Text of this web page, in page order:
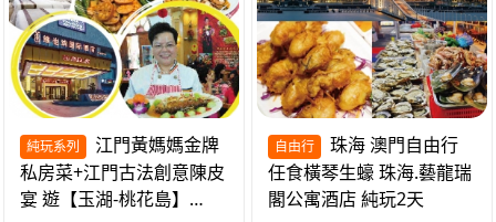
純玩系列
私房菜+江門古法創意陳皮
宴 遊【玉湖-桃花島】
自由行
任食橫琴生蠔 珠海.藝龍瑞
閣公寓酒店 純玩2天